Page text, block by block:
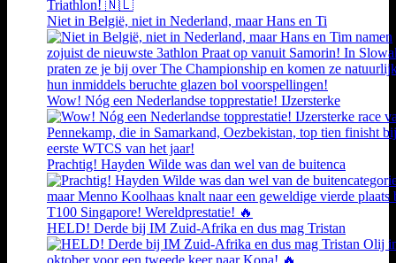
Niet in België, niet in Nederland, maar Hans en Ti
Wow! Nóg een Nederlandse topprestatie! IJzersterke
Prachtig! Hayden Wilde was dan wel van de buitenca
HELD! Derde bij IM Zuid-Afrika en dus mag Tristan